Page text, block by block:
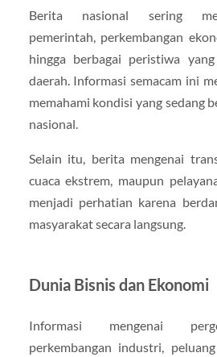
Berita nasional sering
pemerintah, perkembangan
hingga berbagai peristiwa
daerah. Informasi semacam ini
memahami kondisi yang sedang
nasional.
Selain itu, berita mengenai
cuaca ekstrem, maupun
menjadi perhatian karena
masyarakat secara langsung.
Dunia Bisnis dan Ekonomi
Informasi mengenai
perkembangan industri,